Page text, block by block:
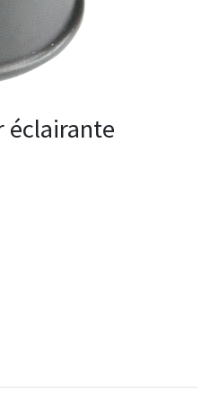
éclairante